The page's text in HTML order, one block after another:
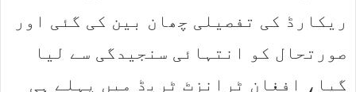
ریکارڈ کی تفصیلی چھان بین کی گئی اور
صورتحال کو انتہائی سنجیدگی سے لیا
گیا، افغان ٹرانزٹ ٹریڈ میں پہلے ہی